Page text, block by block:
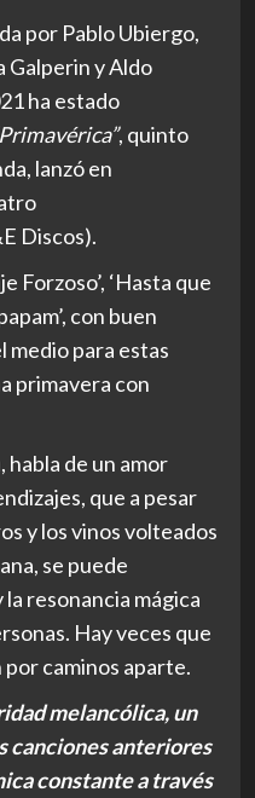
por Pablo Ubiergo,
Galperin y Aldo
ha estado
, quinto
lanzó en
Discos).
Forzoso’, ‘Hasta que
con buen
medio para estas
primavera con
, habla de un amor
que a pesar
y los vinos volteados
se puede
resonancia mágica
Hay veces que
por caminos aparte.
melancólica, un
canciones anteriores
constante a través